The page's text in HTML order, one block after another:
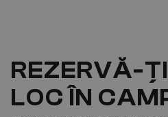
REZERVĂ-
LOC ÎN